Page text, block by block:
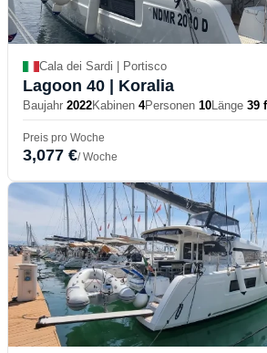
Cala dei Sardi | Portisco
Lagoon 40 | Koralia
Baujahr 2022Kabinen 4Personen 10Länge 39
Preis pro Woche
3,077 €/ Woche